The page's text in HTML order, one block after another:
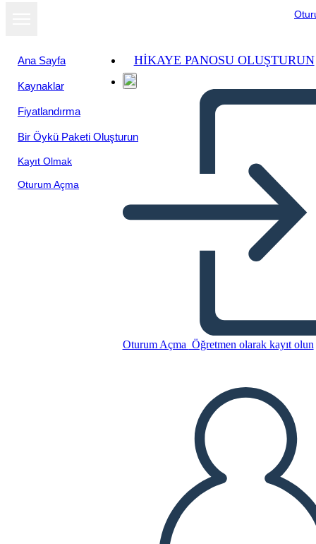
Ana Sayfa
Kaynaklar
Fiyatlandırma
Bir Öykü Paketi Oluşturun
Kayıt Olmak
Oturum Açma
HIKAYE PANOSU OLUŞTURUN
Oturum Açma Öğretmen olarak kayıt olunאיך ביל הופך לחוק
Bu Öykü Panosunu kopyala
BİR HİKAYE PANOSU OLUŞTUR
SLAYT GÖSTERİSİNİ OYNAT
BENİ OKU